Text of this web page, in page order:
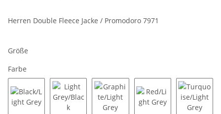
Herren Double Fleece Jacke / Promodoro 7971
Größe
Farbe